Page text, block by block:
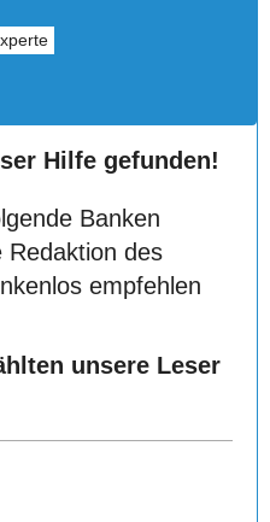
Hilfe gefunden!
Banken
Redaktion des
empfehlen
unsere Leser